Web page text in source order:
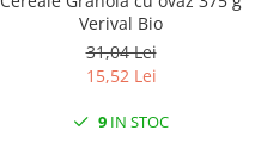
Verival Bio
31,04 Lei
15,52 Lei
9 IN STOC